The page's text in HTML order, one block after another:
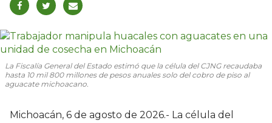
La Fiscalía General del Estado estimó que la célula del CJNG recaudaba
hasta 10 mil 800 millones de pesos anuales solo del cobro de piso al
aguacate michoacano.
Michoacán, 6 de agosto de 2026.- La célula del